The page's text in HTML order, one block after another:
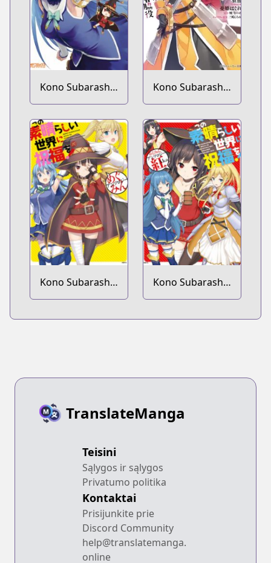
Kono Subarashii
Sekai ni Nichijou
wo!
Kono Subarashii
Sekai ni
Shukufuku wo!
Extra: Ano
Orokamono ni
mo Kyakkou wo!
Kono Subarashii
Sekai ni
Kono Subarashii
Sekai ni
TranslateManga
Teisini
Sąlygos ir sąlygos
Privatumo politika
Kontaktai
Prisijunkite prie
Discord Community
help@translatemanga.
online